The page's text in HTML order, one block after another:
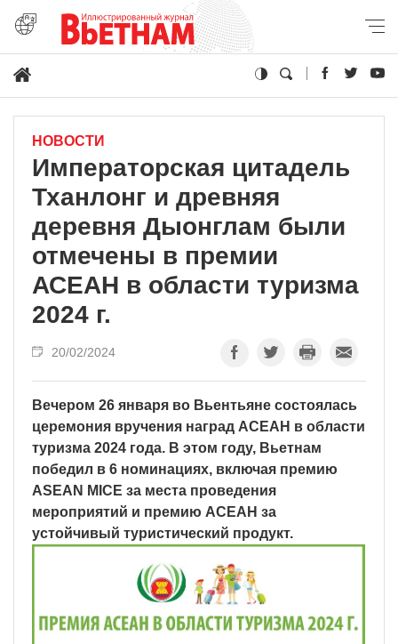
НОВОСТИ
Императорская цитадель
Тханлонг и древняя
деревня Дыонглам были
отмечены в премии
АСЕАН в области туризма
2024 г.
20/02/2024
Вечером 26 января во Вьентьяне состоялась
церемония вручения наград АСЕАН в области
туризма 2024 года. В этом году, Вьетнам
победил в 6 номинациях, включая премию
ASEAN MICE за места проведения
мероприятий и премию АСЕАН за
устойчивый туристический продукт.